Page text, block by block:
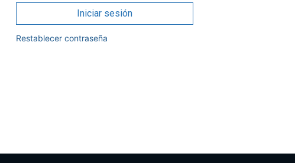
Iniciar sesión
Restablecer contraseña